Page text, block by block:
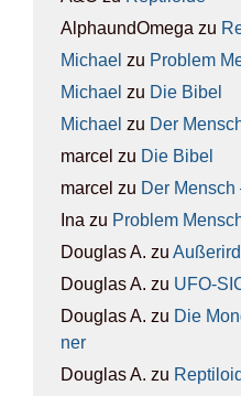
AlphaundOmega zu
Michael zu Pro­blem
Michael zu Die Bibel
Michael zu Der
marcel zu Die Bibel
marcel zu Der
Ina zu Pro­blem
Douglas A. zu
Douglas A. zu UFO-
Douglas A. zu Die
ner
Douglas A. zu